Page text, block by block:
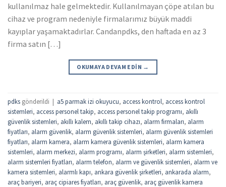
kullanılmaz hale gelmektedir. Kullanılmayan çöpe atılan bu
cihaz ve program nedeniyle firmalarımız büyük maddi
kayıplar yaşamaktadırlar. Candanpdks, den haftada en az 3
firma satın […]
OKUMAYA DEVAM EDIN →
pdks gönderildi | a5 parmak izi okuyucu, access kontrol, access kontrol
sistemleri, access personel takip, access personel takip programı, akıllı
güvenlik sistemleri, akıllı kalem, akıllı takip cihazı, alarm firmaları, alarm
fiyatları, alarm güvenlik, alarm güvenlik sistemleri, alarm güvenlik sistemleri
fiyatları, alarm kamera, alarm kamera güvenlik sistemleri, alarm kamera
sistemleri, alarm merkezi, alarm programı, alarm şirketleri, alarm sistemleri,
alarm sistemleri fiyatları, alarm telefon, alarm ve güvenlik sistemleri, alarm ve
kamera sistemleri, alarmlı kapı, ankara güvenlik şirketleri, ankarada alarm,
araç bariyeri, araç cipiares fiyatları, araç güvenlik, araç güvenlik kamera